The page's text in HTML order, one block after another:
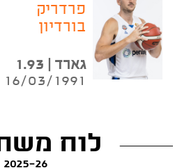
פרדריק
בורדיון
גארד | 1.93
16/03/1991
לוח
2025-26